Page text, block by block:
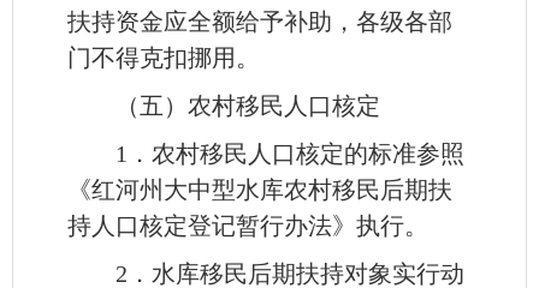
扶持资金应全额给予补助，各级各部
门不得克扣挪用。
（五）农村移民人口核定
1．农村移民人口核定的标准参照
《红河州大中型水库农村移民后期扶
持人口核定登记暂行办法》执行。
2．水库移民后期扶持对象实行动